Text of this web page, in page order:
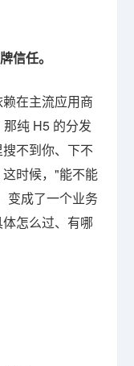
信任。
在主流应用商
纯 H5 的分发
不到你、下不
时候，"能不能
变成了一个业务
怎么过、有哪